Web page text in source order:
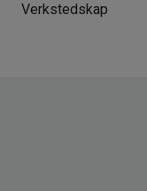
Verkstedskap